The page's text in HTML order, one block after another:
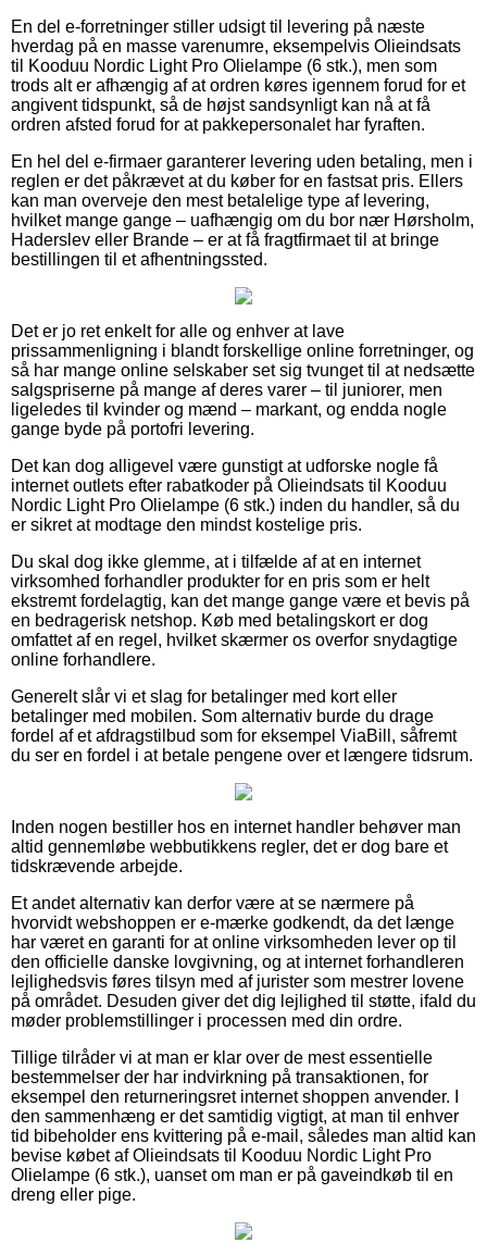
En del e-forretninger stiller udsigt til levering på næste
hverdag på en masse varenumre, eksempelvis Olieindsats
til Kooduu Nordic Light Pro Olielampe (6 stk.), men som
trods alt er afhængig af at ordren køres igennem forud for et
angivent tidspunkt, så de højst sandsynligt kan nå at få
ordren afsted forud for at pakkepersonalet har fyraften.
En hel del e-firmaer garanterer levering uden betaling, men i
reglen er det påkrævet at du køber for en fastsat pris. Ellers
kan man overveje den mest betalelige type af levering,
hvilket mange gange – uafhængig om du bor nær Hørsholm,
Haderslev eller Brande – er at få fragtfirmaet til at bringe
bestillingen til et afhentningssted.
Det er jo ret enkelt for alle og enhver at lave
prissammenligning i blandt forskellige online forretninger, og
så har mange online selskaber set sig tvunget til at nedsætte
salgspriserne på mange af deres varer – til juniorer, men
ligeledes til kvinder og mænd – markant, og endda nogle
gange byde på portofri levering.
Det kan dog alligevel være gunstigt at udforske nogle få
internet outlets efter rabatkoder på Olieindsats til Kooduu
Nordic Light Pro Olielampe (6 stk.) inden du handler, så du
er sikret at modtage den mindst kostelige pris.
Du skal dog ikke glemme, at i tilfælde af at en internet
virksomhed forhandler produkter for en pris som er helt
ekstremt fordelagtig, kan det mange gange være et bevis på
en bedragerisk netshop. Køb med betalingskort er dog
omfattet af en regel, hvilket skærmer os overfor snydagtige
online forhandlere.
Generelt slår vi et slag for betalinger med kort eller
betalinger med mobilen. Som alternativ burde du drage
fordel af et afdragstilbud som for eksempel ViaBill, såfremt
du ser en fordel i at betale pengene over et længere tidsrum.
Inden nogen bestiller hos en internet handler behøver man
altid gennemløbe webbutikkens regler, det er dog bare et
tidskrævende arbejde.
Et andet alternativ kan derfor være at se nærmere på
hvorvidt webshoppen er e-mærke godkendt, da det længe
har været en garanti for at online virksomheden lever op til
den officielle danske lovgivning, og at internet forhandleren
lejlighedsvis føres tilsyn med af jurister som mestrer lovene
på området. Desuden giver det dig lejlighed til støtte, ifald du
møder problemstillinger i processen med din ordre.
Tillige tilråder vi at man er klar over de mest essentielle
bestemmelser der har indvirkning på transaktionen, for
eksempel den returneringsret internet shoppen anvender. I
den sammenhæng er det samtidig vigtigt, at man til enhver
tid bibeholder ens kvittering på e-mail, således man altid kan
bevise købet af Olieindsats til Kooduu Nordic Light Pro
Olielampe (6 stk.), uanset om man er på gaveindkøb til en
dreng eller pige.